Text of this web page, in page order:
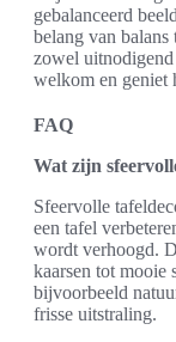
gebalanceerd
belang van balans
zowel
welkom en geniet
FAQ
Wat zijn
Sfeervolle
een tafel
wordt verhoogd.
kaarsen tot mooie
bijvoorbeeld
frisse uitstraling.